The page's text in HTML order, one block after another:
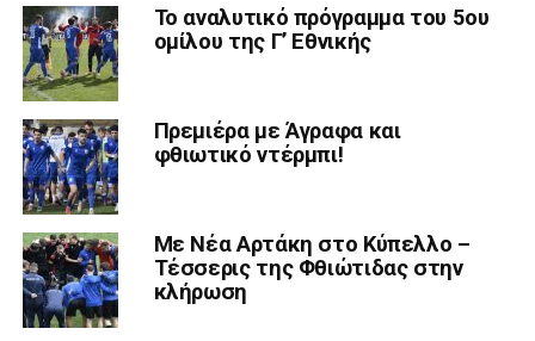
Το αναλυτικό πρόγραμμα του 5ου
ομίλου της Γ’ Εθνικής
Πρεμιέρα με Άγραφα και
φθιωτικό ντέρμπι!
Με Νέα Αρτάκη στο Κύπελλο –
Τέσσερις της Φθιώτιδας στην
κλήρωση